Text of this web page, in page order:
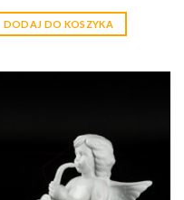
DODAJ DO KOSZYKA